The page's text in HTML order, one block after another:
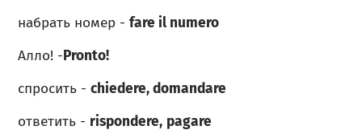
набрать номер -fare il numero
Алло! -Pronto!
спросить -chiedere, domandare
ответить - rispondere, pagare